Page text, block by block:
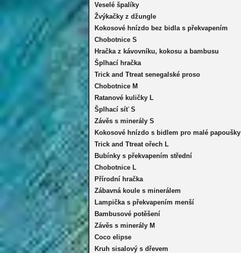
Veselé špalíky
Žvýkačky z džungle
Kokosové hnízdo bez bidla s překvapením
Chobotnice S
Hračka z kávovníku, kokosu a bambusu
Šplhací hračka
Trick and Ttreat senegalské proso
Chobotnice M
Ratanové kuličky L
Šplhací síť S
Závěs s minerály S
Kokosové hnízdo s bidlem pro malé papoušky
Trick and Ttreat ořech L
Bubínky s překvapením střední
Chobotnice L
Přírodní hračka
Zábavná koule s minerálem
Lampička s překvapením menší
Bambusové potěšení
Závěs s minerály M
Coco elipse
Kruh sisalový s dřevem